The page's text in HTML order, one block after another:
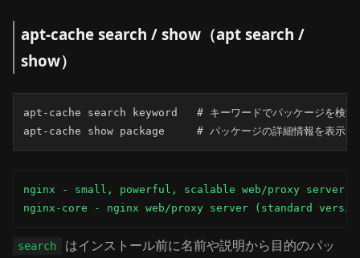
apt-cache search / show（apt search /
show）
apt-cache search keyword   # キーワードでパッケージを検索
apt-cache show package     # パッケージの詳細情報を表示
nginx - small, powerful, scalable web/proxy server
nginx-core - nginx web/proxy server (standard
search
はインストール前に名前や説明から目的のパッ